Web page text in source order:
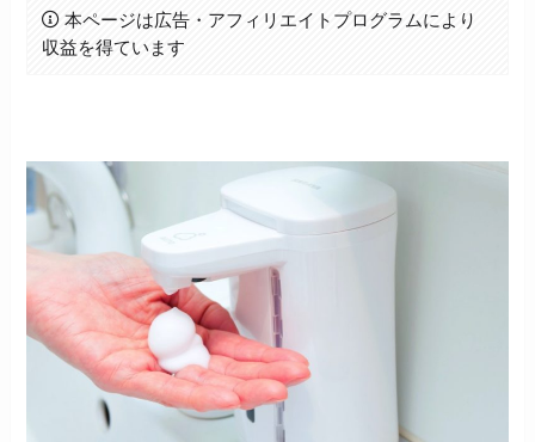
本ページは広告・アフィリエイトプログラムにより
収益を得ています